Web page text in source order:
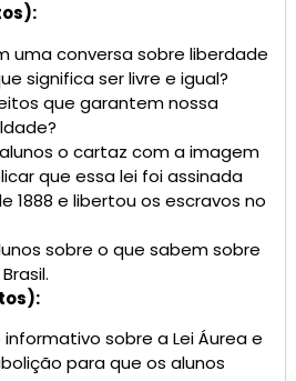
uma conversa sobre liberdade
significa ser livre e igual?
que garantem nossa
o cartaz com a imagem
que essa lei foi assinada
1888 e libertou os escravos no
sobre o que sabem sobre
sobre a Lei Áurea e
para que os alunos